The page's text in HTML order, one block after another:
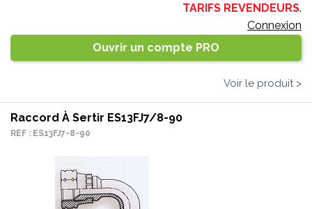
TARIFS REVENDEURS.
Connexion
Ouvrir un compte PRO
Voir le produit >
Raccord À Sertir ES13FJ7/8-90
REF : ES13FJ7-8-90